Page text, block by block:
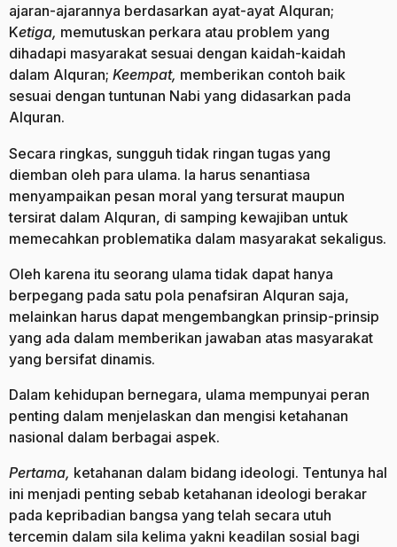
ajaran-ajarannya berdasarkan ayat-ayat Alquran;
Ketiga, memutuskan perkara atau problem yang
dihadapi masyarakat sesuai dengan kaidah-kaidah
dalam Alquran; Keempat, memberikan contoh baik
sesuai dengan tuntunan Nabi yang didasarkan pada
Alquran.
Secara ringkas, sungguh tidak ringan tugas yang
diemban oleh para ulama. Ia harus senantiasa
menyampaikan pesan moral yang tersurat maupun
tersirat dalam Alquran, di samping kewajiban untuk
memecahkan problematika dalam masyarakat sekaligus.
Oleh karena itu seorang ulama tidak dapat hanya
berpegang pada satu pola penafsiran Alquran saja,
melainkan harus dapat mengembangkan prinsip-prinsip
yang ada dalam memberikan jawaban atas masyarakat
yang bersifat dinamis.
Dalam kehidupan bernegara, ulama mempunyai peran
penting dalam menjelaskan dan mengisi ketahanan
nasional dalam berbagai aspek.
Pertama, ketahanan dalam bidang ideologi. Tentunya hal
ini menjadi penting sebab ketahanan ideologi berakar
pada kepribadian bangsa yang telah secara utuh
tercemin dalam sila kelima yakni keadilan sosial bagi